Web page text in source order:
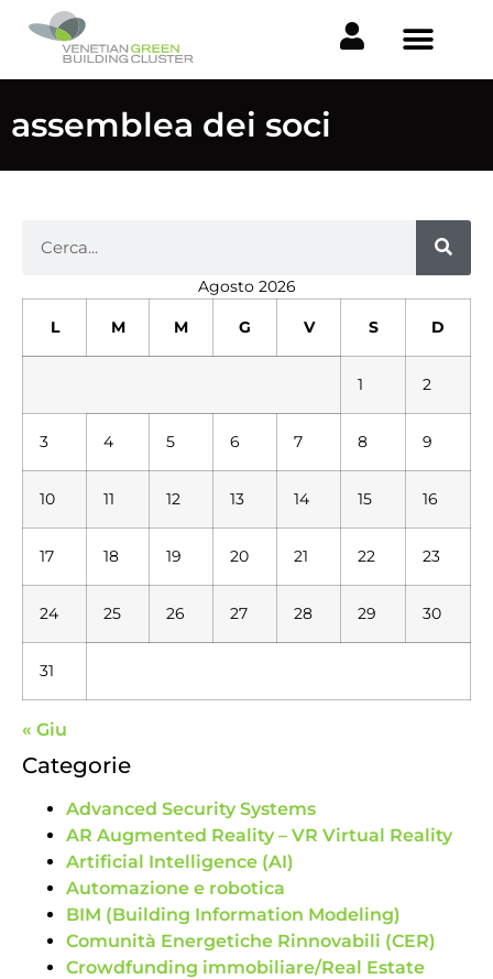
assemblea dei soci
Agosto 2026
L M M G V S D
1 2
3 4 5 6 7 8 9
10 11 12 13 14 15 16
17 18 19 20 21 22 23
24 25 26 27 28 29 30
31
« Giu
Categorie
Advanced Security Systems
AR Augmented Reality – VR Virtual Reality
Artificial Intelligence (AI)
Automazione e robotica
BIM (Building Information Modeling)
Comunità Energetiche Rinnovabili (CER)
Crowdfunding immobiliare/Real Estate